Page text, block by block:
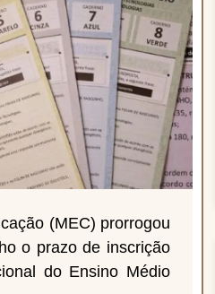
(MEC) prorrogou
o prazo de inscrição
do Ensino Médio